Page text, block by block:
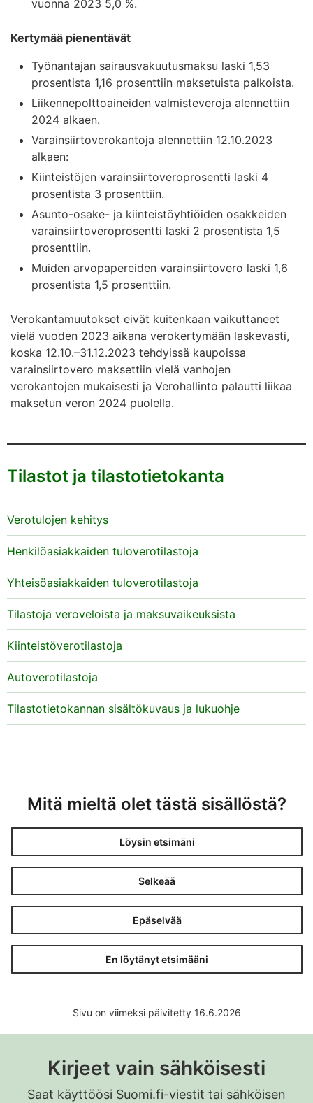
vuonna 2023 5,0 %.
Kertymää pienentävät
Työnantajan sairausvakuutusmaksu laski 1,53
prosentista 1,16 prosenttiin maksetuista palkoista.
Liikennepolttoaineiden valmisteveroja alennettiin
2024 alkaen.
Varainsiirtoverokantoja alennettiin 12.10.2023
alkaen:
Kiinteistöjen varainsiirtoveroprosentti laski 4
prosentista 3 prosenttiin.
Asunto-osake- ja kiinteistöyhtiöiden osakkeiden
varainsiirtoveroprosentti laski 2 prosentista 1,5
prosenttiin.
Muiden arvopapereiden varainsiirtovero laski 1,6
prosentista 1,5 prosenttiin.
Verokantamuutokset eivät kuitenkaan vaikuttaneet
vielä vuoden 2023 aikana verokertymään laskevasti,
koska 12.10.–31.12.2023 tehdyissä kaupoissa
varainsiirtovero maksettiin vielä vanhojen
verokantojen mukaisesti ja Verohallinto palautti liikaa
maksetun veron 2024 puolella.
Tilastot ja tilastotietokanta
Verotulojen kehitys
Henkilöasiakkaiden tuloverotilastoja
Yhteisöasiakkaiden tuloverotilastoja
Tilastoja veroveloista ja maksuvaikeuksista
Kiinteistöverotilastoja
Autoverotilastoja
Tilastotietokannan sisältökuvaus ja lukuohje
Mitä mieltä olet tästä sisällöstä?
Löysin etsimäni
Selkeää
Epäselvää
En löytänyt etsimääni
Sivu on viimeksi päivitetty 16.6.2026
Kirjeet vain sähköisesti
Saat käyttöösi Suomi.fi-viestit tai sähköisen